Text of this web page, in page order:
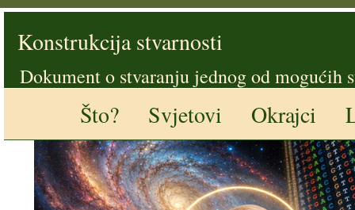
Konstrukcija stvarnosti
Dokument o stvaranju jednog od mogućih
Što? Svjetovi Okrajci